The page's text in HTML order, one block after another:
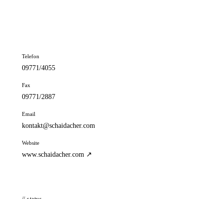
Telefon
09771/4055
Fax
09771/2887
Email
kontakt@schaidacher.com
Website
www.schaidacher.com ↗